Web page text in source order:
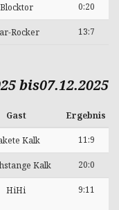
Blocktor 0:20
Rocker 13:7
bis07.12.2025
Gast Ergebnis
Kalk 11:9
Kalk 20:0
HiHi 9:11